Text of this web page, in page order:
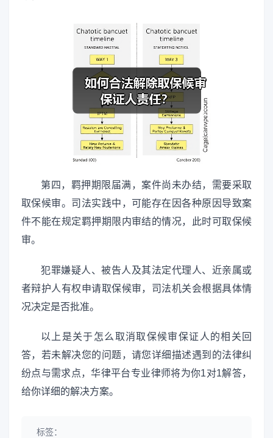
第四，羁押期限届满，案件尚未办结，需要采取
取保候审。司法实践中，可能存在因各种原因导致案
件不能在规定羁押期限内审结的情况，此时可取保候
审。
犯罪嫌疑人、被告人及其法定代理人、近亲属或
者辩护人有权申请取保候审，司法机关会根据具体情
况决定是否批准。
以上是关于怎么取消取保候审保证人的相关回
答，若未解决您的问题，请您详细描述遇到的法律纠
纷点与需求点，华律平台专业律师将为你1对1解答，
给你详细的解决方案。
标签：